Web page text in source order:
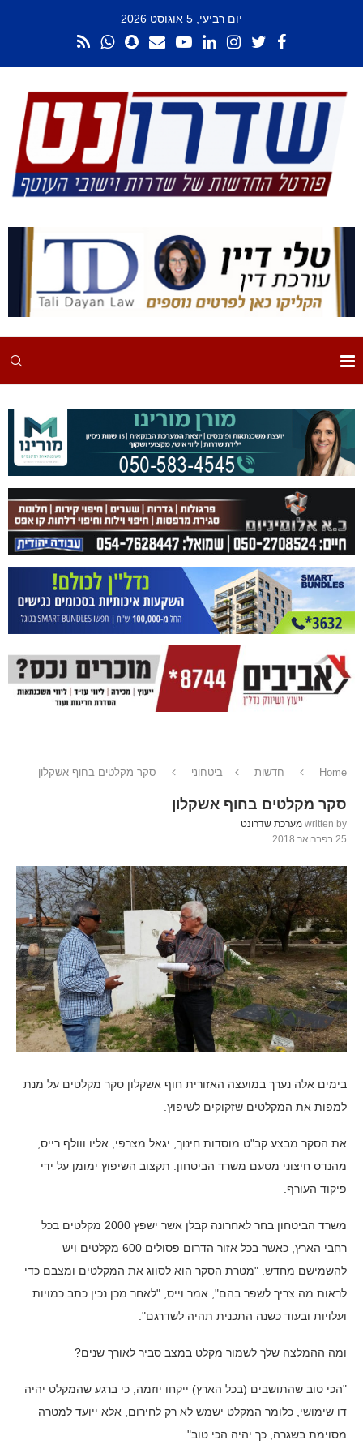
יום רביעי, 5 אוגוסט 2026
Home חדשות ביטחוני סקר מקלטים בחוף אשקלון
סקר מקלטים בחוף אשקלון
written by מערכת שדרונט
25 בפברואר 2018
בימים אלה נערך במועצה האזורית חוף אשקלון סקר מקלטים על מנת
למפות את המקלטים שזקוקים לשיפוץ.
את הסקר מבצע קב"ט מוסדות חינוך, יגאל מצרפי, אליו ווולף רייס,
מהנדס חיצוני מטעם משרד הביטחון. תקצוב השיפוץ ימומן על ידי
פיקוד העורף.
משרד הביטחון בחר לאחרונה קבלן אשר ישפץ 2000 מקלטים בכל
רחבי הארץ, כאשר בכל אזור הדרום פסולים 600 מקלטים ויש
להשמישם מחדש. "מטרת הסקר הוא לסווג את המקלטים ומצבם כדי
לראות מה צריך לשפר בהם", אמר וייס, "לאחר מכן נכין כתב כמויות
ועלויות ובעוד כשנה התכנית תהיה לשדרגם".
ומה ההמלצה שלך לשמור מקלט במצב סביר לאורך שנים?
"הכי טוב שהתושבים (בכל הארץ) ייקחו יוזמה, כי ברגע שהמקלט יהיה
דו שימושי, כלומר המקלט ישמש לא רק לחירום, אלא ייועד למטרה
מסוימת בשגרה, כך יהיה הכי טוב".